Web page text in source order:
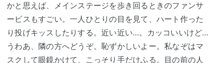
かと思えば、メインステージを歩き回るときのファンサ
ービスもすごい。一人ひとりの目を見て、ハート作った
り投げキッスしたりする。近い近い…。カッコいいけど…
うわあ、隣の方へどうぞ。恥ずかしいよー。私なぞはマ
スクして眼鏡かけて、こっそり手だけふる。目の前の人